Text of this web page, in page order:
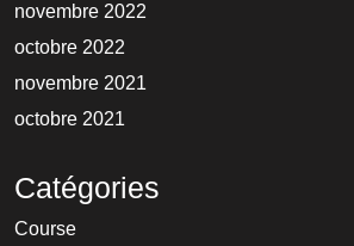
novembre 2022
octobre 2022
novembre 2021
octobre 2021
Catégories
Course